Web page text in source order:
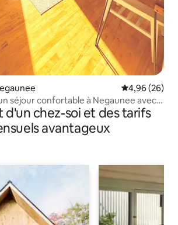
Évaluation
4,96 (26)
séjour confortable à Negaunee avec
d'un chez-soi et des tarifs
avantageux